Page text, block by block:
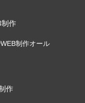
制作
制作オール
作